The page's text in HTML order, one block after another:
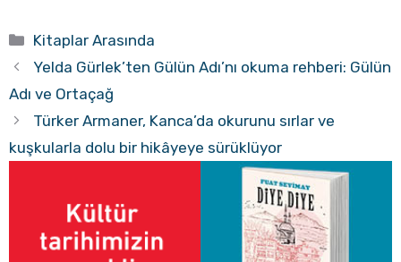
Kategoriler
Kitaplar Arasında
Yelda Gürlek’ten Gülün Adı’nı okuma rehberi: Gülün
Adı ve Ortaçağ
Türker Armaner, Kanca’da okurunu sırlar ve
kuşkularla dolu bir hikâyeye sürüklüyor